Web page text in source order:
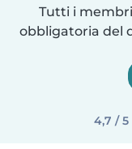
Tutti i
obbligatoria del
4,7 / 5